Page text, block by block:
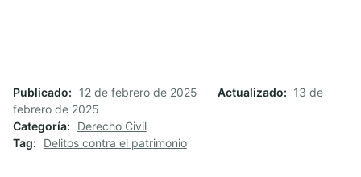
Publicado 12 de febrero de 2025 Actualizado
13 de
febrero de 2025
Categoría
Derecho Civil
Tag
Delitos contra el patrimonio